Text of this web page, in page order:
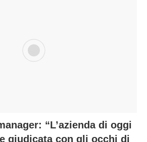
“L’azienda di oggi
giudicata con gli occhi di